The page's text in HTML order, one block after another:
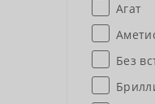
Агат
Без